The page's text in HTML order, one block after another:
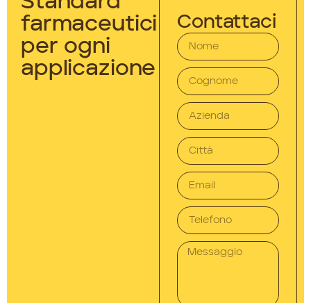
farmaceutici
per ogni
applicazione
Contattaci